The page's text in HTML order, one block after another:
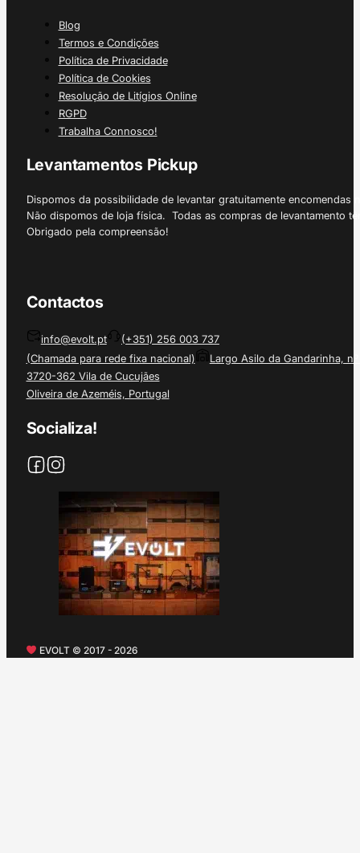
Blog
Termos e Condições
Política de Privacidade
Política de Cookies
Resolução de Litígios Online
RGPD
Trabalha Connosco!
Levantamentos Pickup
Dispomos da possibilidade de levantar gratuitamente
Não dispomos de loja física. Todas as compras de levantamento
Obrigado pela compreensão!
Contactos
info@evolt.pt
(+351) 256 003 737
(Chamada para rede fixa nacional)
Largo Asilo da Gandarinha, nº
3720-362 Vila de Cucujães
Oliveira de Azeméis, Portugal
Socializa!
EVOLT © 2017 - 2026